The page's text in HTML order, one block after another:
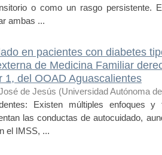
o como un rasgo persistente.
ambas ...
en pacientes con diabetes
de Medicina Familiar
1, del OOAD Aguascalientes
de Jesús (Universidad Autónoma
Existen múltiples enfoques
las conductas de autocuidado,
el IMSS, ...